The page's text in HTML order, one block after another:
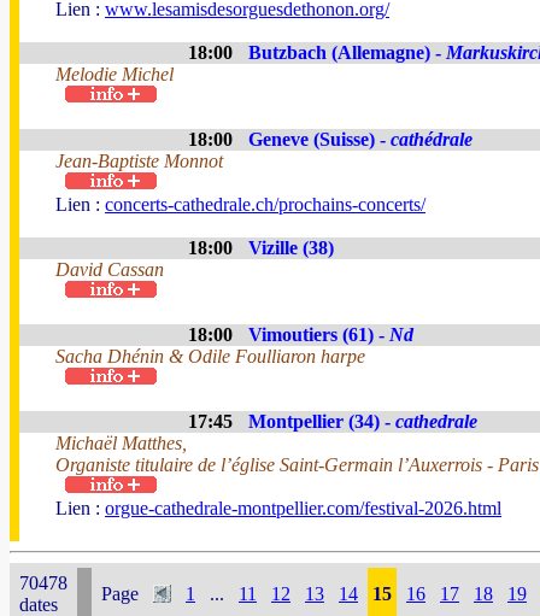
Lien : www.lesamisdesorguesdethonon.org/
18:00 Butzbach (Allemagne) -
Melodie Michel
18:00 Geneve (Suisse) - cathédrale
Jean-Baptiste Monnot
Lien : concerts-cathedrale.ch/prochains-concerts/
18:00
Vizille (38)
David Cassan
18:00 Vimoutiers (61) - Nd
Sacha Dhénin & Odile Foulliaron harpe
17:45 Montpellier (34) - cathedrale
Michaël Matthes,
Organiste titulaire de l’église Saint-Germain l’Auxerrois - Paris
Lien : orgue-cathedrale-montpellier.com/festival-2026.html
70478
dates
Page 1 ... 11 12 13 14 15 16 17 18 19